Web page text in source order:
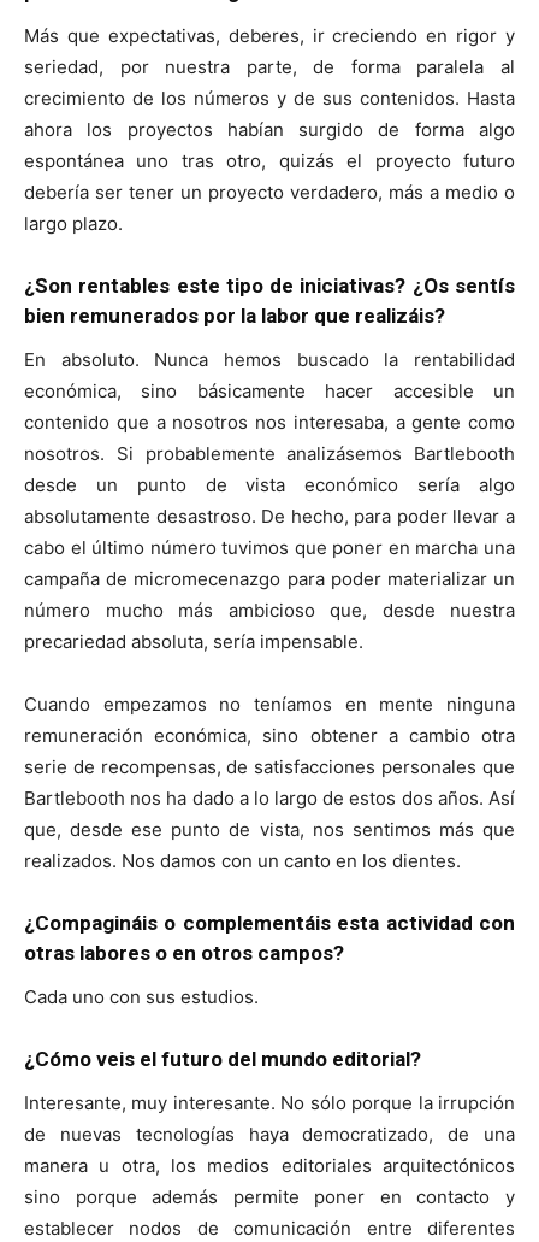
Más que expectativas, deberes, ir creciendo en rigor y
seriedad, por nuestra parte, de forma paralela al
crecimiento de los números y de sus contenidos. Hasta
ahora los proyectos habían surgido de forma algo
espontánea uno tras otro, quizás el proyecto futuro
debería ser tener un proyecto verdadero, más a medio o
largo plazo.
¿Son rentables este tipo de iniciativas? ¿Os sentís
bien remunerados por la labor que realizáis?
En absoluto. Nunca hemos buscado la rentabilidad
económica, sino básicamente hacer accesible un
contenido que a nosotros nos interesaba, a gente como
nosotros. Si probablemente analizásemos Bartlebooth
desde un punto de vista económico sería algo
absolutamente desastroso. De hecho, para poder llevar a
cabo el último número tuvimos que poner en marcha una
campaña de micromecenazgo para poder materializar un
número mucho más ambicioso que, desde nuestra
precariedad absoluta, sería impensable.
Cuando empezamos no teníamos en mente ninguna
remuneración económica, sino obtener a cambio otra
serie de recompensas, de satisfacciones personales que
Bartlebooth nos ha dado a lo largo de estos dos años. Así
que, desde ese punto de vista, nos sentimos más que
realizados. Nos damos con un canto en los dientes.
¿Compagináis o complementáis esta actividad con
otras labores o en otros campos?
Cada uno con sus estudios.
¿Cómo veis el futuro del mundo editorial?
Interesante, muy interesante. No sólo porque la irrupción
de nuevas tecnologías haya democratizado, de una
manera u otra, los medios editoriales arquitectónicos
sino porque además permite poner en contacto y
establecer nodos de comunicación entre diferentes